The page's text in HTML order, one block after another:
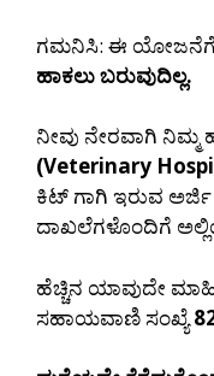
ಗಮನಿಸಿ: ಈ ಯೋಜನೆಗೆ
ಹಾಕಲು ಬರುವುದಿಲ್ಲ.
ನೀವು ನೇರವಾಗಿ ನಿಮ್ಮ
(Veterinary
ಕಿಟ್ ಗಾಗಿ ಇರುವ
ದಾಖಲೆಗಳೊಂದಿಗೆ
ಹೆಚ್ಚಿನ ಯಾವುದೇ
ಸಹಾಯವಾಣಿ ಸಂಖ್ಯೆ